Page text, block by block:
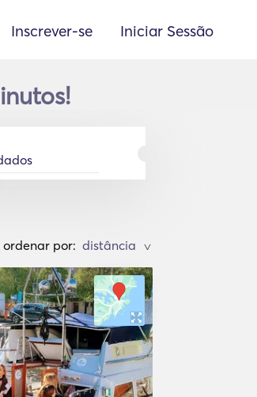
Inscrever-se Iniciar Sessão
ordenar por: >